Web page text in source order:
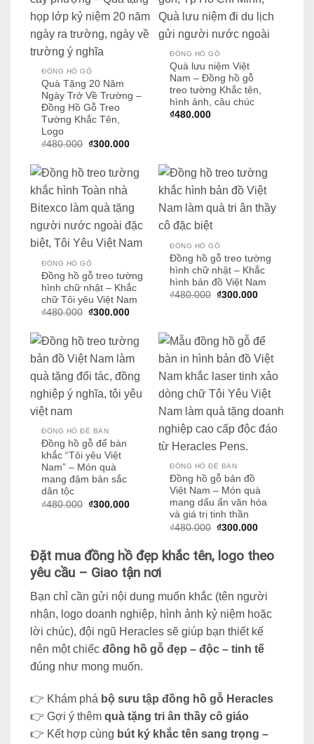
ĐỒNG HỒ GỖ
Quà Tặng 20 Năm
Ngày Trở Về Trường –
Đồng Hồ Gỗ Treo
Tường Khắc Tên,
Logo
₫480.000 Giá
₫480.000.
₫300.000Giá
là:
₫300.000.
ĐỒNG HỒ GỖ
Quà lưu niệm Việt
Nam – Đồng hồ gỗ
treo tường Khắc tên,
hình ảnh, câu chúc
₫480.000
ĐỒNG HỒ GỖ
Đồng hồ gỗ treo tường
hình chữ nhật – Khắc
chữ Tôi yêu Việt Nam
₫480.000 Giá
₫480.000.
₫300.000Giá
là:
₫300.000.
ĐỒNG HỒ GỖ
Đồng hồ gỗ treo tường
hình chữ nhật – Khắc
hình bản đồ Việt Nam
₫480.000 Giá
₫300.000Giá
ĐỒNG HỒ ĐỂ BÀN
Đồng hồ gỗ để bàn
khắc “Tôi yêu Việt
Nam” – Món quà
mang đậm bản sắc
dân tộc
₫480.000 Giá
₫300.000Giá
ĐỒNG HỒ ĐỂ BÀN
Đồng hồ gỗ bản đồ
Việt Nam – Món quà
mang dấu ấn văn hóa
và giá trị tinh thần
₫480.000 Giá
₫480.000.
₫300.000Giá
là:
₫300.000.
Đặt mua đồng hồ đẹp khắc tên, logo theo
yêu cầu – Giao tận nơi
Bạn chỉ cần gửi nội dung muốn khắc (tên người
nhận, logo doanh nghiệp, hình ảnh kỷ niệm hoặc
lời chúc), đội ngũ Heracles sẽ giúp bạn thiết kế
nên một chiếc đồng hồ gỗ đẹp – độc – tinh tế
đúng như mong muốn.
👉 Khám phá bộ sưu tập đồng hồ gỗ Heracles
👉 Gợi ý thêm quà tặng tri ân thầy cô giáo
👉 Kết hợp cùng bút ký khắc tên sang trọng –